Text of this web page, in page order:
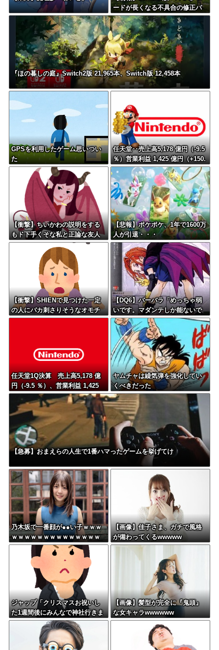
ードが長くなる不具合の修正パ
ッチを本日配信
『ほの暮しの庭』Switch2版 21,965本、Switch版 12,458本
GPSを利用したゲーム思いつい
た
任天堂‥売上高5,178 億円（-9.5
％）営業利益 1,425 億円（+150.
5 %）
【衝撃】ちいかわの説明をする
もド下手くそな私と正論な友人
がコチラ・・・・・
【悲報】ポケポケ、1年で1600万
人が引退・・・
【衝撃】SHIENで見つけた一定
の人にバカ刺さりそうなオモチ
ャがコチラｗｗｗｗｗｗ
【DQ6】バーバラ「めっちゃ弱
いです。マダンテしか能ないで
す。竜かもしれません。」←こ
いつが人気ある理由
任天堂1Q決算 売上高5,178 億
円（-9.5 ％）、営業利益 1,425
億円（+150.5 %）
ヤムチャは繰気弾を強化してい
くべきだった
【急募】おまえらの人生で1番ハマったゲームを挙げてけ
乃木坂で一番顔が●●い子ｗｗｗ
ｗｗｗｗｗｗｗｗｗｗｗｗｗｗ
ｗｗ
【画像】佳子さま、ガチで風格
が備わってくるwwwww
ジャップ「クリスマスお祝いし
た1週間後にみんなで神社行きま
す」←これ
【画像】髪型が完全に『鬼頭』
な女キャラwwwwww